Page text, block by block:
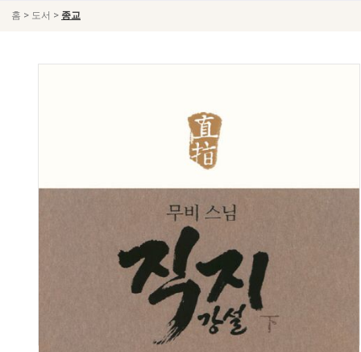
홈 > 도서 > 종교